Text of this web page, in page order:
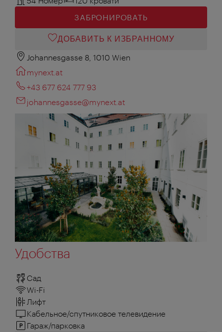
ЗАБРОНИРОВАТЬ
ДОБАВИТЬ К ИЗБРАННОМУ
Johannesgasse 8, 1010 Wien
mynext.at
+43 677 624 777 93
johannesgasse@mynext.at
Удобства
Сад
Wi-Fi
Лифт
Кабельное/спутниковое телевидение
Гараж/парковка